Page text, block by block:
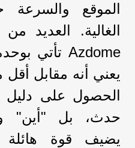
الموقع والسرعة
الغالية. العديد
الحصول على دليل
حدث، بل "أين"
يضيف قوة